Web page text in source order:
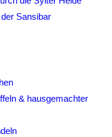
Sansibar
& hausgemachter